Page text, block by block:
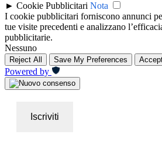
► Cookie Pubblicitari Nota
I cookie pubblicitari forniscono annunci
tue visite precedenti e analizzano
pubblicitarie.
Nessuno
Reject All Save My Preferences
Powered by
Iscriviti